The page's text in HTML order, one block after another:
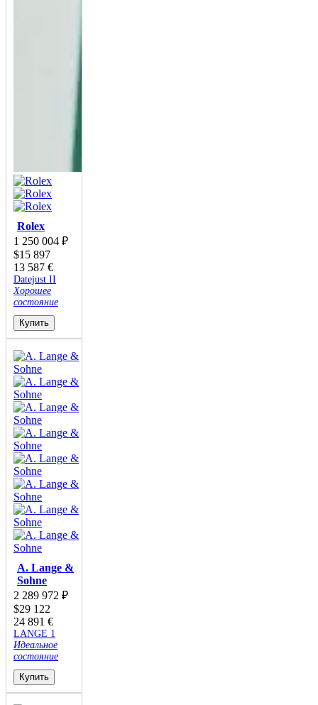
Rolex
1 250 004 ₽
$15 897
13 587 €
Datejust II
Хорошее
состояние
Купить
A. Lange &
Sohne
2 289 972 ₽
$29 122
24 891 €
LANGE 1
Идеальное
состояние
Купить